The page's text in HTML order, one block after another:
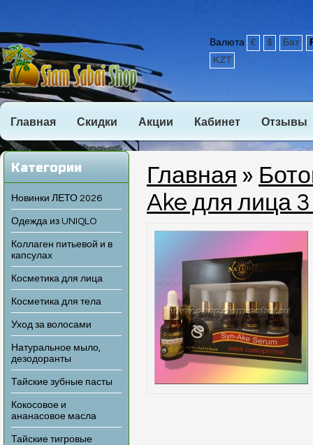
Валюта € $ Бат
KZT
Главная Скидки Акции Кабинет Отзывы
Категории
Новинки ЛЕТО 2026
Одежда из UNIQLO
Коллаген питьевой и в
капсулах
Косметика для лица
Косметика для тела
Уход за волосами
Натуральное мыло,
дезодоранты
Тайские зубные пасты
Кокосовое и
ананасовое масла
Тайские тигровые
Главная »
Ake для лица